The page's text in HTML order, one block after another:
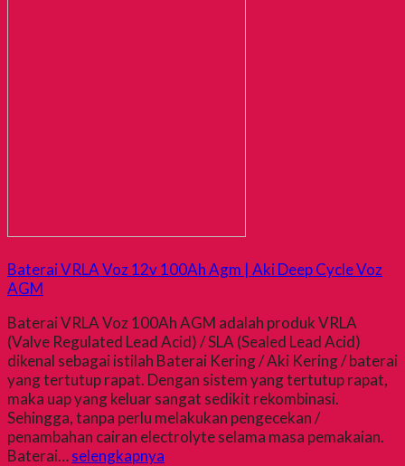
Baterai VRLA Voz 12v 100Ah Agm | Aki Deep Cycle Voz
AGM
Baterai VRLA Voz 100Ah AGM adalah produk VRLA
(Valve Regulated Lead Acid) / SLA (Sealed Lead Acid)
dikenal sebagai istilah Baterai Kering / Aki Kering / baterai
yang tertutup rapat. Dengan sistem yang tertutup rapat,
maka uap yang keluar sangat sedikit rekombinasi.
Sehingga, tanpa perlu melakukan pengecekan /
penambahan cairan electrolyte selama masa pemakaian.
Baterai…selengkapnya